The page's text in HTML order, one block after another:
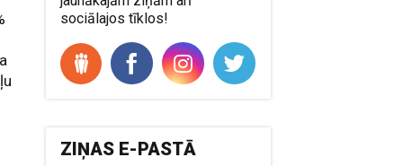
sociālajos tīklos!
ZIŅAS E-PASTĀ